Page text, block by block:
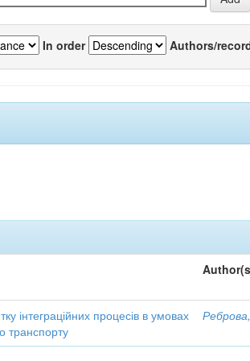
In order Authors/
інтеграційних процесів в умовах
транспорту